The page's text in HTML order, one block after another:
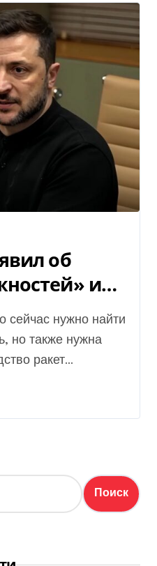
об
и
но также нужна
ракет...